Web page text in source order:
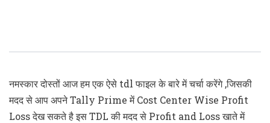
नमस्कार दोस्तों आज हम एक ऐसे tdl फाइल के बारे में चर्चा करेंगे ,जिसकी
मदद से आप अपने Tally Prime में Cost Center Wise Profit
Loss देख सकते है इस TDL की मदद से Profit and Loss खाते में